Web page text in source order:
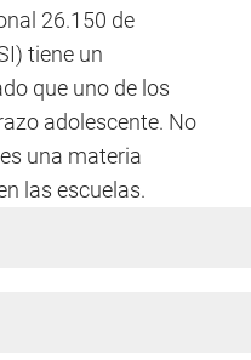
26.150 de
tiene un
que uno de los
adolescente. No
una materia
las escuelas.